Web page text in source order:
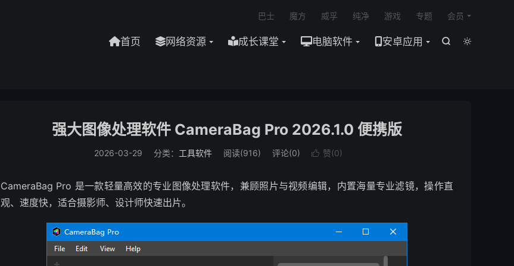


首页 网络资源 成长课堂 电脑软件 安卓应用
巴士 魔方 威孚 纯净 游戏 专题 会员
强大图像处理软件 CameraBag Pro 2026.1.0 便携版
2026-03-29 分类： 工具软件 阅读(916) 评论(0)  赞(0)
CameraBag Pro 是一款轻量高效的专业图像处理软件，兼顾照片与视频编辑，内置海量专业滤镜，操作直
观、速度快，适合摄影师、设计师快速出片。